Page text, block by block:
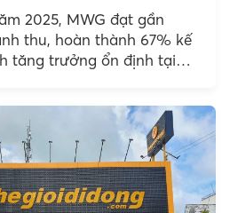
2025, MWG đạt gần
thu, hoàn thành 67% kế
tăng trưởng ổn định tại